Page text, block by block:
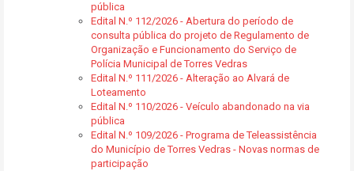
pública
Edital N.º 112/2026 - Abertura do período de
consulta pública do projeto de Regulamento de
Organização e Funcionamento do Serviço de
Polícia Municipal de Torres Vedras
Edital N.º 111/2026 - Alteração ao Alvará de
Loteamento
Edital N.º 110/2026 - Veículo abandonado na via
pública
Edital N.º 109/2026 - Programa de Teleassistência
do Município de Torres Vedras - Novas normas de
participação